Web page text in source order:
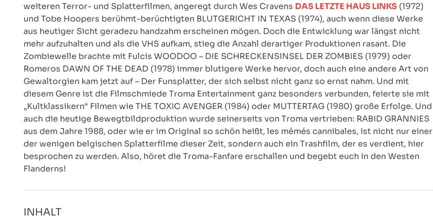
weiteren Terror- und Splatterfilmen, angeregt durch Wes Cravens DAS LETZTE HAUS LINKS (1972)
und Tobe Hoopers berühmt-berüchtigten BLUTGERICHT IN TEXAS (1974), auch wenn diese Werke
aus heutiger Sicht geradezu handzahm erscheinen mögen. Doch die Entwicklung war längst nicht
mehr aufzuhalten und als die VHS aufkam, stieg die Anzahl derartiger Produktionen rasant. Die
Zombiewelle brachte mit Fulcis WOODOO – DIE SCHRECKENSINSEL DER ZOMBIES (1979) oder
Romeros DAWN OF THE DEAD (1978) immer blutigere Werke hervor, doch auch eine andere Art von
Gewaltorgien kam jetzt auf – Der Funsplatter, der sich selbst nicht ganz so ernst nahm. Und mit
diesem Genre ist die Filmschmiede Troma Entertainment ganz besonders verbunden, feierte sie mit
„Kultklassikern“ Filmen wie THE TOXIC AVENGER (1984) oder MUTTERTAG (1980) große Erfolge. Und
auch die heutige Bewegtbildproduktion wurde seinerseits von Troma vertrieben: RABID GRANNIES
aus dem Jahre 1988, oder wie er im Original so schön heißt, les mémés cannibales, ist nicht nur einer
der wenigen belgischen Splatterfilme dieser Zeit, sondern auch ein Trashfilm, der es verdient, hier
besprochen zu werden. Also, höret die Troma-Fanfare erschallen und begebt euch in den Westen
Flanderns!
INHALT